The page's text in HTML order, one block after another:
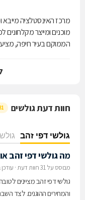
מרכז האינסטלציה מייבא
מוכנים ומייצר
הממוקם בעיר חיפה,
למצוא מקלחונים
מקלחוני עיסוי, אמבטיון,
חוות דעת גולשים 31
גולשי דפי זהב
מה גולשי דפי זהב
מבוסס על 31 חוות דעת · עודכן ב-06/
גולשי דפי זהב מציינים
והמחירים ההוגנים. לצד